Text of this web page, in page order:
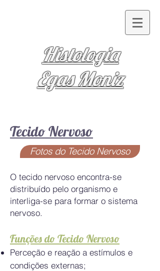
Histologia
Egas Moniz
Tecido Nervoso
Fotos do Tecido Nervoso
O tecido nervoso encontra-se
distribuído pelo organismo e
interliga-se para formar o sistema
nervoso.
Funções do Tecido Nervoso
Perceção e reação a estímulos e
condições externas;